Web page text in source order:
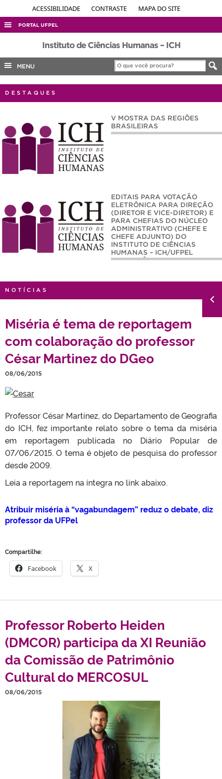
ACESSIBILIDADE CONTRASTE MAPA DO SITE
PORTAL UFPEL
ACESSO À INFORMAÇÃO
AUDITORIA
COBALTO
CONCURSOS
INTERNACIONAL
OUVIDORIA
Instituto de Ciências Humanas – ICH
MENU
DESTAQUES
V MOSTRA DAS REGIÕES
BRASILEIRAS
EDITAIS PARA VOTAÇÃO
ELETRÔNICA PARA DIREÇÃO
(DIRETOR E VICE-DIRETOR) E
PARA CHEFIAS DO NÚCLEO
ADMINISTRATIVO (CHEFE E
CHEFE ADJUNTO) DO
INSTITUTO DE CIÊNCIAS
HUMANAS – ICH/UFPEL
(QUADRIÊNIO 2026-2030)
NOTÍCIAS
Miséria é tema de reportagem
com colaboração do professor
César Martinez do DGeo
08/06/2015
Professor César Martinez, do Departamento de Geografia
do ICH, fez importante relato sobre o tema da miséria
em reportagem publicada no Diário Popular de
07/06/2015. O tema é objeto de pesquisa do professor
desde 2009.
Leia a reportagem na íntegra no link abaixo.
Atribuir miséria à “vagabundagem” reduz o debate, diz
professor da UFPel
Compartilhe:
Facebook X
Professor Roberto Heiden
(DMCOR) participa da XI Reunião
da Comissão de Patrimônio
Cultural do MERCOSUL
08/06/2015